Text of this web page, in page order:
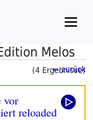
Melos
(4 Ergebnisse)
← zurück
vor
reloaded